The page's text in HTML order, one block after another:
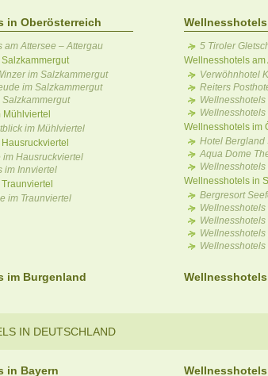
in Oberösterreich
am Attersee – Attergau
im Salzkammergut
im Salzkammergut
im Mühlviertel
Hausruckviertel
im Innviertel
im Traunviertel
5 Tiroler
Wellnesshotels am
Verwöhnhotel
Reiters
Wellnesshotels im
Hotel Bergland
Aqua Dome
Wellnesshotels
Wellnesshotels in
Bergresort
im Burgenland
IN DEUTSCHLAND
in Bayern